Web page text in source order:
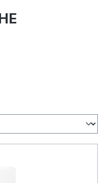
Speichern